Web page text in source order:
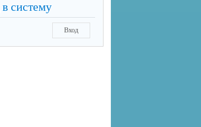
систему
Вход